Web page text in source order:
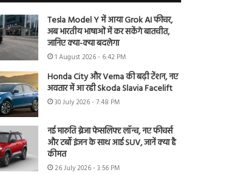
Tesla Model Y में आया Grok AI फीचर,
अब भारतीय भाषाओं में कर सकेंगे बातचीत,
जानिए क्या-क्या बदलेगा
1 August 2026 - 6:42 PM
Honda City और Verna की बढ़ी टेंशन, नए
अवतार में आ रही Skoda Slavia Facelift
30 July 2026 - 7:48 PM
नई मारुति ब्रेजा फेसलिफ्ट लॉन्च, नए फीचर्स
और टर्बो इंजन के साथ आई SUV, जानें क्या है
कीमत
26 July 2026 - 3:56 PM